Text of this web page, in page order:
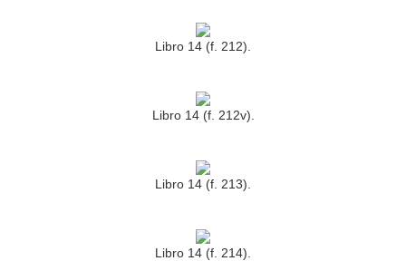
Libro 14 (f. 212).
Libro 14 (f. 212v).
Libro 14 (f. 213).
Libro 14 (f. 214).